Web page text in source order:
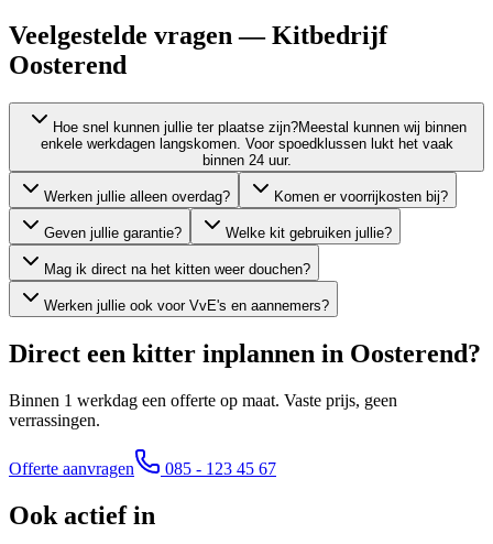
Veelgestelde vragen — Kitbedrijf
Oosterend
Hoe snel kunnen jullie ter plaatse zijn?Meestal kunnen wij binnen
enkele werkdagen langskomen. Voor spoedklussen lukt het vaak
binnen 24 uur.
Werken jullie alleen overdag? Komen er voorrijkosten bij?
Geven jullie garantie? Welke kit gebruiken jullie?
Mag ik direct na het kitten weer douchen?
Werken jullie ook voor VvE's en aannemers?
Direct een kitter inplannen in Oosterend?
Binnen 1 werkdag een offerte op maat. Vaste prijs, geen
verrassingen.
Offerte aanvragen 085 - 123 45 67
Ook actief in